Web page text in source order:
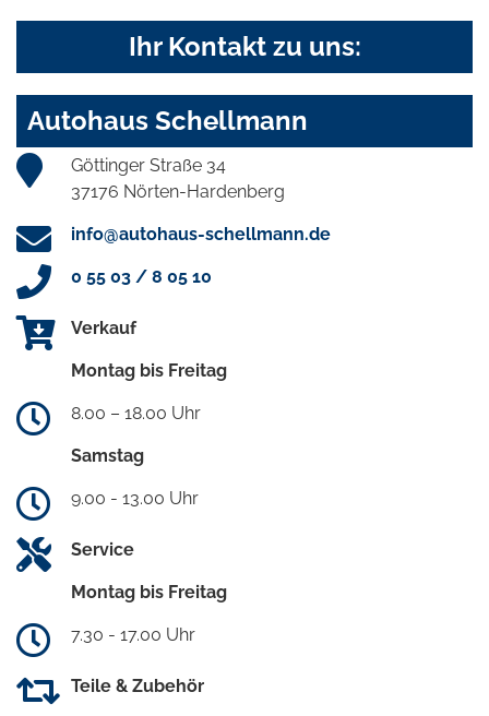
Ihr Kontakt zu uns:
Autohaus Schellmann
Göttinger Straße 34
37176 Nörten-Hardenberg
info@autohaus-schellmann.de
0 55 03 / 8 05 10
Verkauf
Montag bis Freitag
8.00 – 18.00 Uhr
Samstag
9.00 - 13.00 Uhr
Service
Montag bis Freitag
7.30 - 17.00 Uhr
Teile & Zubehör